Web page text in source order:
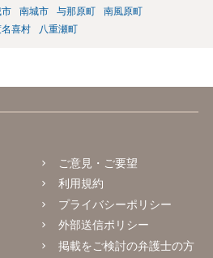
市 南城市 与那原町
南風原町
喜村 八重瀬町
ご意見・ご要望
利用規約
プライバシーポリシー
外部送信ポリシー
掲載をご検討の弁護士の方